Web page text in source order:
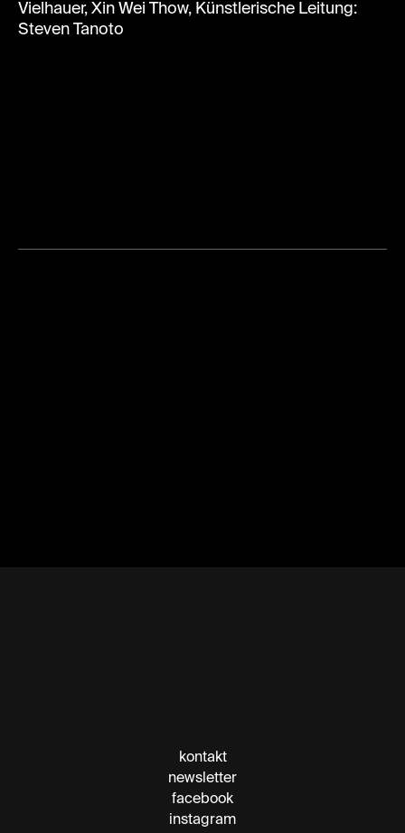
Vielhauer, Xin Wei Thow, Künstlerische Leitung:
Steven Tanoto
kontakt
newsletter
facebook
instagram